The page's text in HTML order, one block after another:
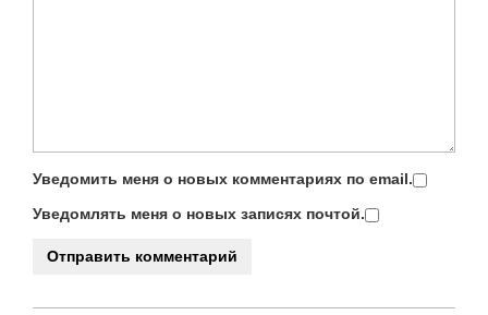
Уведомить меня о новых комментариях по email.
Уведомлять меня о новых записях почтой.